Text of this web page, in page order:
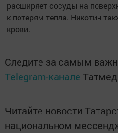
расширяет сосуды на
к потерям тепла. Никотин
крови.
Следите за самым
Telegram-канале
Читайте новости
национальном